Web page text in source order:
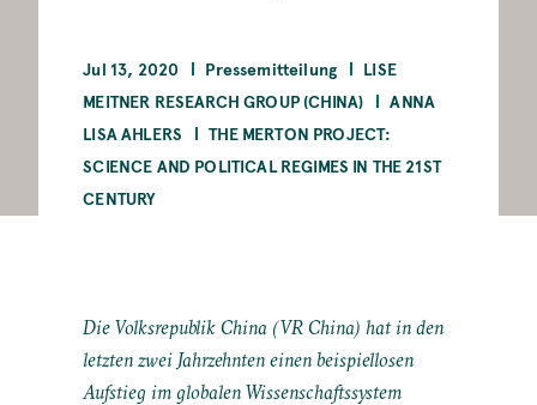
Jul 13, 2020 Pressemitteilung
LISE
MEITNER RESEARCH GROUP (CHINA)
ANNA
LISA AHLERS
THE MERTON PROJECT:
SCIENCE AND POLITICAL REGIMES IN THE 21ST
CENTURY
Die Volksrepublik China (VR China) hat in den
letzten zwei Jahrzehnten einen beispiellosen
Aufstieg im globalen Wissenschaftssystem